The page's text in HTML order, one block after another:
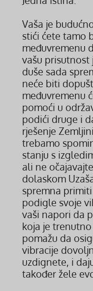
Vaša je
stići ćete tamo
međuvremenu
vašu prisutnost
duše sada
neće biti
međuvremenu
pomoći u
podići druge i
rješenje
trebamo
stanju s
ali ne
dolaskom
spremna
podigle svoje
vaši napori da
koja je
pomažu da
vibracije
uzdignete, i
također žele